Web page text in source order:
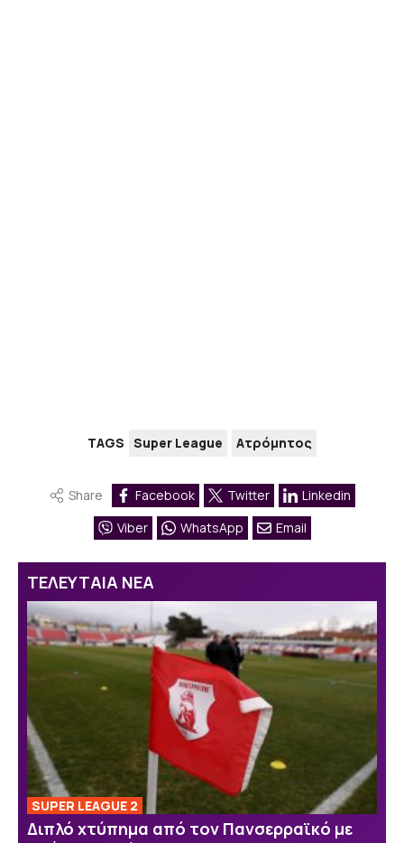
TAGS Super League Ατρόμητος
Share Facebook Twitter
Linkedin
Viber
WhatsApp Email
ΤΕΛΕΥΤΑΙΑ ΝΕΑ
SUPER LEAGUE 2
Διπλό χτύπημα από τον Πανσερραϊκό με